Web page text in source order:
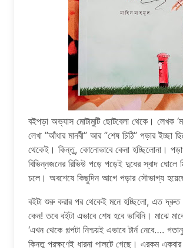
বইপড়া অভ্যাস মোটামুটি ছোটবেলা থেকে। লেখক
লেখা ”আঁধার মানবী” আর ”শেষ চিঠি” পড়ার ইচ্ছা
থেকেই। কিন্তু, কোনোভাবে কেনা হচ্ছিলোনা।
বিভিন্নজনের রিভিউ পড়ে পড়েই দুধের স্বাদ ঘোলে
চলে। অবশেষে কিছুদিন আগে পড়ার সৌভাগ্য
বইটা শুরু করার পর থেকেই মনে হচ্ছিলো, এত দ্রুত
কেন! তবে বইটা এভাবে শেষ হবে ভাবিনি। মাঝে
‘এখন থেকে গল্পটা নিশ্চয়ই এভাবে টার্ন নেবে….
কিন্তু পরক্ষণেই ধারনা পালটে গেছে। এরকম একবার